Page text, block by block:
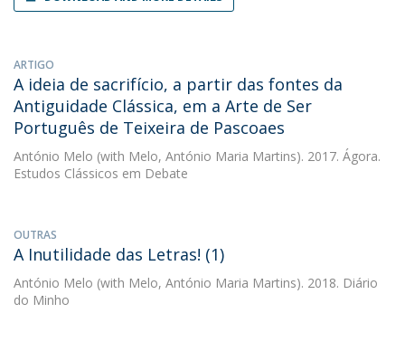
ARTIGO
A ideia de sacrifício, a partir das fontes da
Antiguidade Clássica, em a Arte de Ser
Português de Teixeira de Pascoaes
António Melo (with Melo, António Maria Martins). 2017. Ágora.
Estudos Clássicos em Debate
OUTRAS
A Inutilidade das Letras! (1)
António Melo (with Melo, António Maria Martins). 2018. Diário
do Minho